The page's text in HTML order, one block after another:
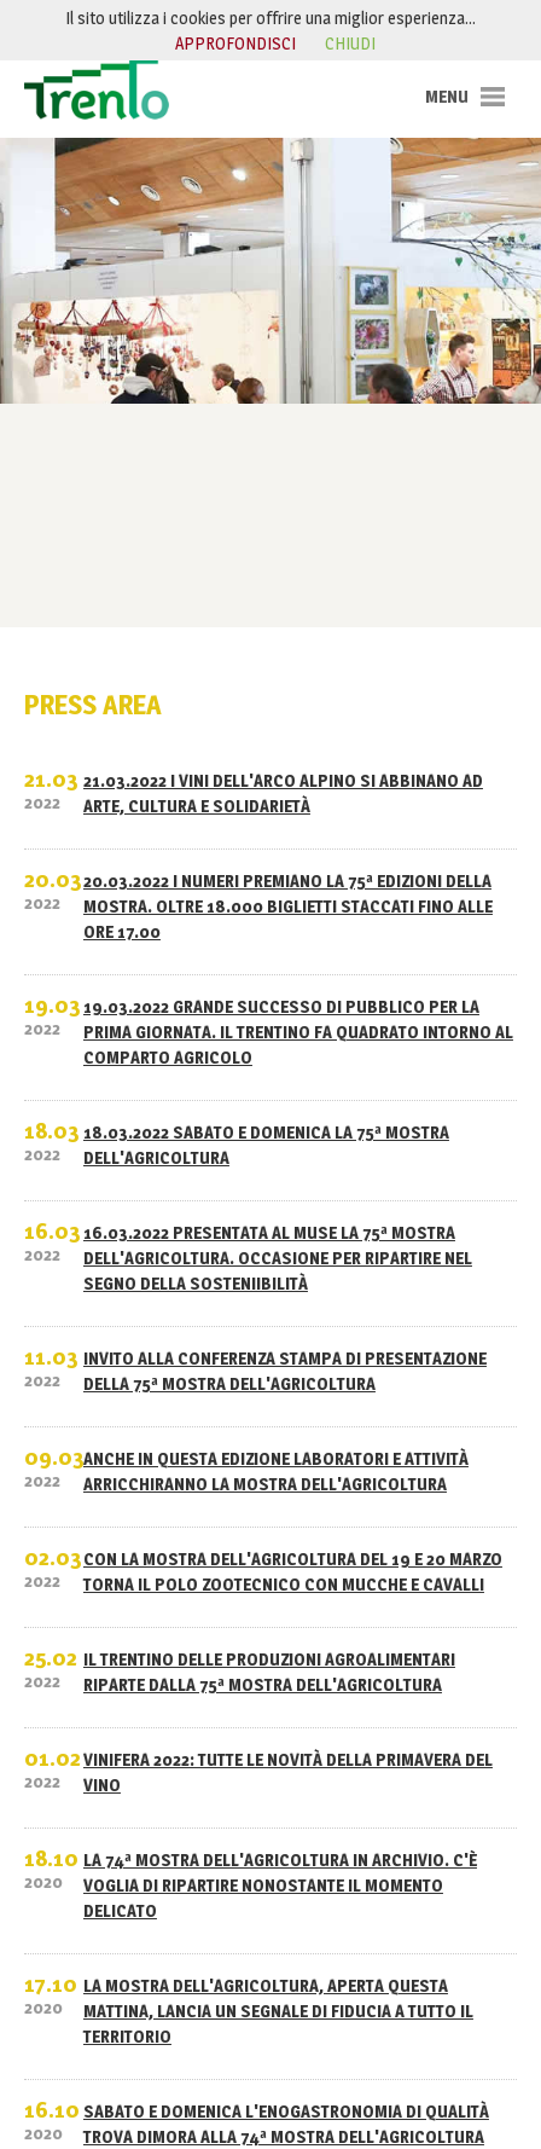
Salta al contenuto
PRESS AREA
21.03
2022
21.03.2022 I VINI DELL'ARCO ALPINO SI ABBINANO AD
ARTE, CULTURA E SOLIDARIETÀ
20.03
2022
20.03.2022 I NUMERI PREMIANO LA 75ª EDIZIONI DELLA
MOSTRA. OLTRE 18.000 BIGLIETTI STACCATI FINO ALLE
ORE 17.00
19.03
2022
19.03.2022 GRANDE SUCCESSO DI PUBBLICO PER LA
PRIMA GIORNATA. IL TRENTINO FA QUADRATO INTORNO AL
COMPARTO AGRICOLO
18.03
2022
18.03.2022 SABATO E DOMENICA LA 75ª MOSTRA
DELL'AGRICOLTURA
16.03
2022
16.03.2022 PRESENTATA AL MUSE LA 75ª MOSTRA
DELL'AGRICOLTURA. OCCASIONE PER RIPARTIRE NEL
SEGNO DELLA SOSTENIIBILITÀ
11.03
2022
INVITO ALLA CONFERENZA STAMPA DI PRESENTAZIONE
DELLA 75ª MOSTRA DELL'AGRICOLTURA
09.03
2022
ANCHE IN QUESTA EDIZIONE LABORATORI E ATTIVITÀ
ARRICCHIRANNO LA MOSTRA DELL'AGRICOLTURA
02.03
2022
CON LA MOSTRA DELL'AGRICOLTURA DEL 19 E 20 MARZO
TORNA IL POLO ZOOTECNICO CON MUCCHE E CAVALLI
25.02
2022
IL TRENTINO DELLE PRODUZIONI AGROALIMENTARI
RIPARTE DALLA 75ª MOSTRA DELL'AGRICOLTURA
01.02
2022
VINIFERA 2022: TUTTE LE NOVITÀ DELLA PRIMAVERA DEL
VINO
18.10
2020
LA 74ª MOSTRA DELL'AGRICOLTURA IN ARCHIVIO. C'È
VOGLIA DI RIPARTIRE NONOSTANTE IL MOMENTO
DELICATO
17.10
2020
LA MOSTRA DELL'AGRICOLTURA, APERTA QUESTA
MATTINA, LANCIA UN SEGNALE DI FIDUCIA A TUTTO IL
TERRITORIO
16.10
2020
SABATO E DOMENICA L'ENOGASTRONOMIA DI QUALITÀ
TROVA DIMORA ALLA 74ª MOSTRA DELL'AGRICOLTURA
Il sito utilizza i cookies per offrire una miglior esperienza…
APPROFONDISCI
CHIUDI